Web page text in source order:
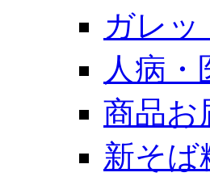
ガレ
人病
商品お
新そば